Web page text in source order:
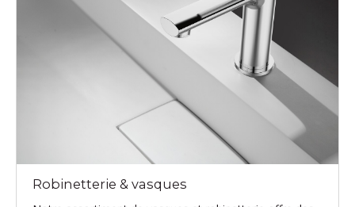
Robinetterie & vasques